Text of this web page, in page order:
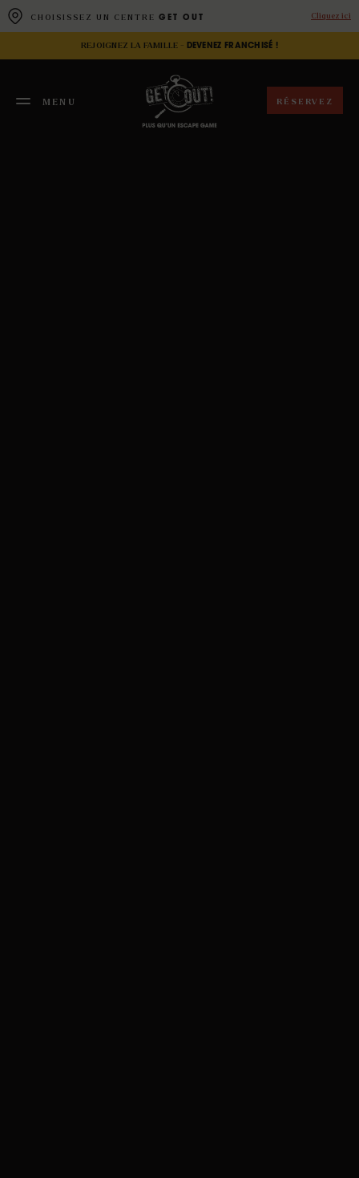
CHOISISSEZ UN CENTRE GET OUT Cliquez ici
REJOIGNEZ LA FAMILLE - DEVENEZ FRANCHISÉ !
MENU
RÉSERVEZ
Panneau de gestion des cookies